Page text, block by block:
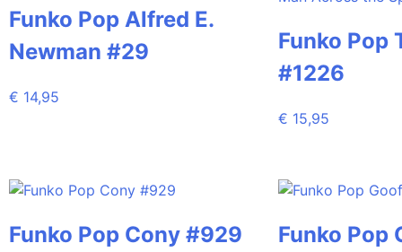
Funko Pop Alfred E.
Newman #29
€ 14,95
Funko Pop
#1226
€ 15,95
Funko Pop Cony #929
Funko Pop